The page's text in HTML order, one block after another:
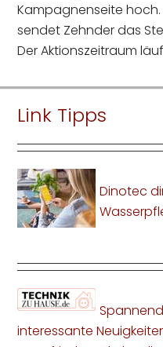
Kampagnenseite
sendet Zehnder das
Der Aktionszeitraum
Link Tipps
Dinotec
interessante